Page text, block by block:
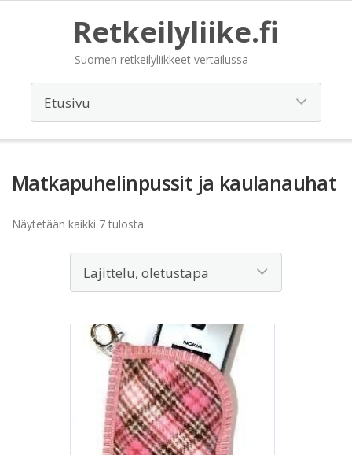
Retkeilyliike.fi
Suomen retkeilyliikkeet vertailussa
Matkapuhelinpussit ja kaulanauhat
Näytetään kaikki 7 tulosta